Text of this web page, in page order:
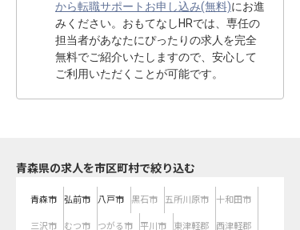
から転職サポートお申し込み(無料)にお進
みください。おもてなしHRでは、専任の
担当者があなたにぴったりの求人を完全
無料でご紹介いたしますので、安心して
ご利用いただくことが可能です。
青森県の求人を市区町村で絞り込む
青森市 弘前市 八戸市 黒石市 五所川原市 十和田市
三沢市 むつ市 つがる市 平川市 東津軽郡 西津軽郡